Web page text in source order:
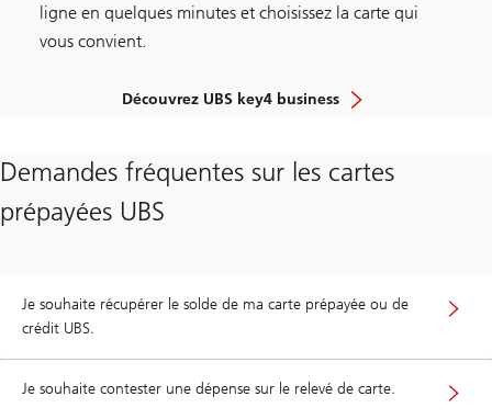
ligne en quelques minutes et choisissez la carte qui
vous convient.
Découvrez UBS key4 business
Demandes fréquentes sur les cartes
prépayées UBS
Je souhaite récupérer le solde de ma carte prépayée ou de
crédit UBS.
Je souhaite contester une dépense sur le relevé de carte.